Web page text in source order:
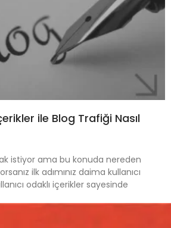
ile Blog Trafiği Nasıl
istiyor ama bu konuda nereden
ilk adımınız daima kullanıcı
odaklı içerikler sayesinde